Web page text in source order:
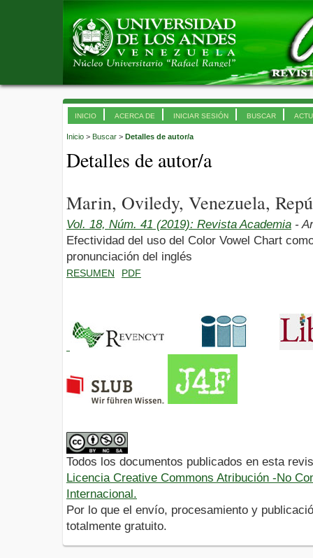
INICIO ACERCA DE INICIAR SESIÓN BUSCAR
Inicio > Buscar > Detalles de autor/a
Detalles de autor/a
Marin, Oviledy, Venezuela,
Vol. 18, Núm. 41 (2019): Revista Academia -
Efectividad del uso del Color Vowel Chart
pronunciación del inglés
RESUMEN PDF
Todos los documentos publicados en esta
Licencia Creative Commons Atribución -No
Internacional.
Por lo que el envío, procesamiento y
totalmente gratuito.